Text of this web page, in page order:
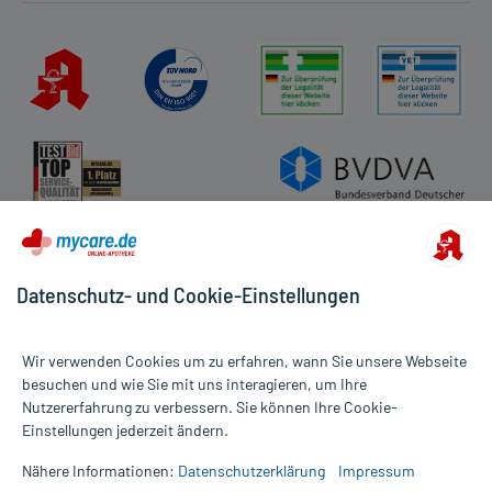
Alle Preise gelten inkl. MwSt., ggf. zzgl. Versandkosten
Informationen auf dieser Website werden ausschließlich für
die Untersuchung und Behandlung durch einen Arzt. Bitte
Datenschutz- und Cookie-Einstellungen
Wir verwenden Cookies um zu erfahren, wann Sie unsere Webseite
besuchen und wie Sie mit uns interagieren, um Ihre
Nutzererfahrung zu verbessern. Sie können Ihre Cookie-
Einstellungen jederzeit ändern.
Nähere Informationen: Datenschutzerklärung Impressum